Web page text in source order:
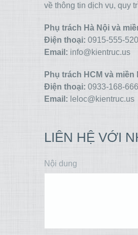
về thông tin dịch vụ, quy
Phụ trách Hà Nội và
Điện thoại: 0915-555-520
Email: info@kientruc.us
Phụ trách HCM và
Điện thoại: 0933-168-666
Email: leloc@kientruc.us
LIÊN HỆ VỚI
Nội dung